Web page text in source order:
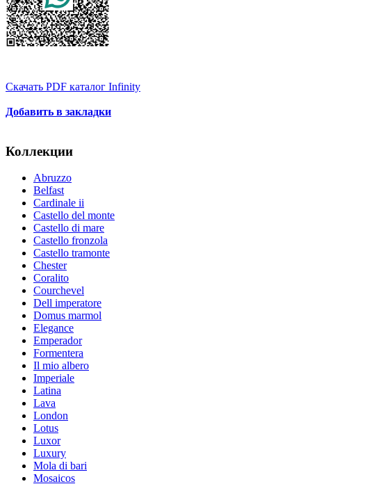
Скачать PDF каталог Infinity
Добавить в закладки
Коллекции
Abruzzo
Belfast
Cardinale ii
Castello del monte
Castello di mare
Castello fronzola
Castello tramonte
Chester
Coralito
Courchevel
Dell imperatore
Domus marmol
Elegance
Emperador
Formentera
Il mio albero
Imperiale
Latina
Lava
London
Lotus
Luxor
Luxury
Mola di bari
Mosaicos